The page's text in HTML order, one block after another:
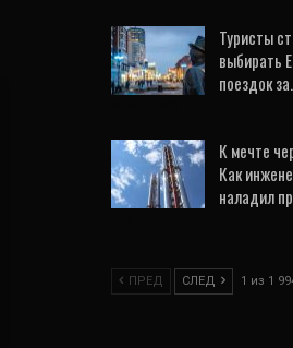
Туристы
выбирать
поездок
К мечте
Как
наладил
ПРЕД СЛЕД 1 из 1